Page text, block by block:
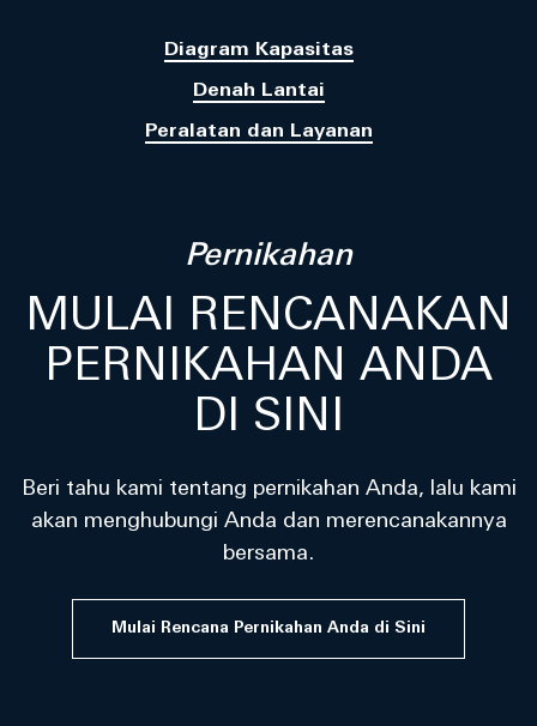
Diagram Kapasitas
Denah Lantai
Peralatan dan Layanan
Pernikahan
MULAI RENCANAKAN
PERNIKAHAN ANDA
DI SINI
Beri tahu kami tentang pernikahan Anda, lalu kami
akan menghubungi Anda dan merencanakannya
bersama.
Mulai Rencana Pernikahan Anda di Sini